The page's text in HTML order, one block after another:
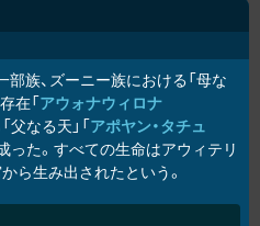
族、ズーニー族における「母な
在「アウォナウィロナ
父なる天」「アポヤン・タチュ
った。すべての生命はアウィテリ
ら生み出されたという。